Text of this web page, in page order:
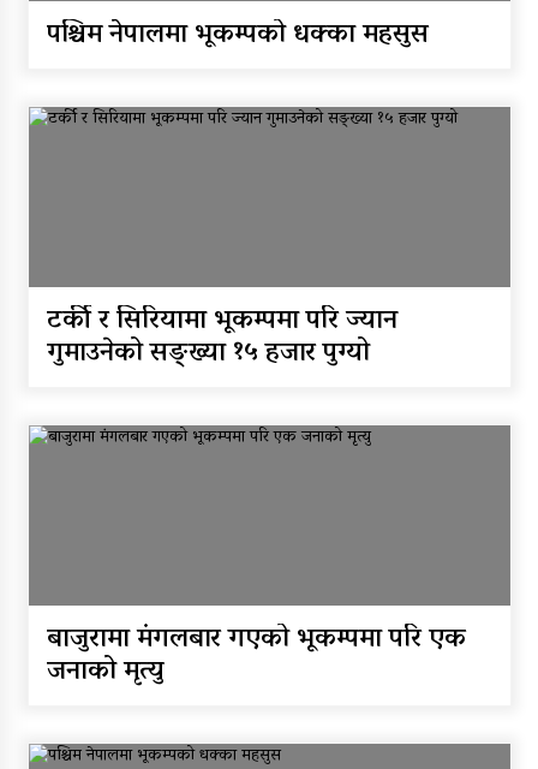
पश्चिम नेपालमा भूकम्पको धक्का महसुस
टर्की र सिरियामा भूकम्पमा परि ज्यान
गुमाउनेको सङ्ख्या १५ हजार पुग्यो
बाजुरामा मंगलबार गएको भूकम्पमा परि एक
जनाको मृत्यु